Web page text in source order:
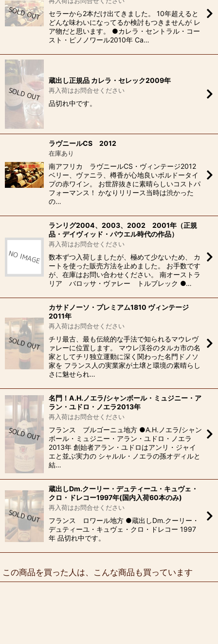
セラーから2本だけ出てきました。 10年超えると
どんな味わいになってるか検討もつきませんが レ
ア物だと思います。 ●カレラ・セントラル・コー
スト・ピノノワール2010年 Ca…
蔵出し正規品 カレラ・セレック2009年
再入荷はお問合せください
品切れ中です。
ラヴニールCS 2012
在庫あり
南アフリカ ラヴニールCS・ヴィンテージ2012
ベリー、ヴァニラ、樽香が心地良いボルドータイ
プの赤ワイン。 お世辞抜きに素晴らしいコストパ
フォーマンス！ かなりリリース当時は渋かった
の…
ランリグ2004、2003、2002 2001年（正規
品・デイヴィッド・パウエル時代の作品）
再入荷はお問合せください
数本ずつ入荷しましたが、極めて少ないため、 カ
ートを使った販売方法を止めました。 お手数です
が、在庫はお問い合わせください。 南オーストラ
リア バロッサ・ヴァレー トルブレック ●…
カサドノーソ・プレミアム1810 ヴィンテージ
2011年
再入荷はお問合せください
チリ最古、最も伝統的な手法で知られるマウレヴ
ァレーに位置します。 マウレ渓谷のタルカ市の名
家としてチリ独立運動に深く関わった名門ドノソ
家を フランス人の実業家が土壌と環境の素晴らし
さに魅せられ…
名門！A.H.ノエラ/シャンボール・ミュジニー・ア
ラン・ユドロ・ノエラ2013年
再入荷はお問合せください
フランス ブルゴーニュ地方 ●A.H.ノエラ/シャン
ボール・ミュジニー・アラン・ユドロ・ノエラ
2013年 創始者アラン・ユドロはアンリ・ジャイ
エと並ぶ実力の シャルル・ノエラの孫オディルと
結…
蔵出しDm.クーリー・デュティーユ・キュヴェ・
クロ・ドレコー1997年(国内入荷60本のみ)
再入荷はお問合せください
フランス ロワール地方 ●蔵出しDm.クーリー・
デュティーユ・キュヴェ・クロ・ドレコー 1997
年 品切れ中です。
この商品を買った人は、こんな商品も買っています